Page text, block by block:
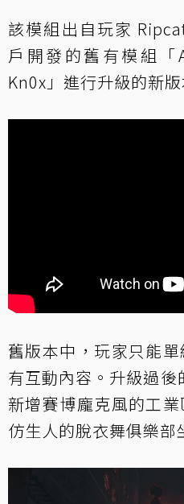
該模組出自玩家
戶開發的舊有模組「
Kn0x」進行升級的新版
舊版本中，玩家只能
有互動內容。升級過
新增賽博龐克風的工
仿生人的脫衣舞俱樂部